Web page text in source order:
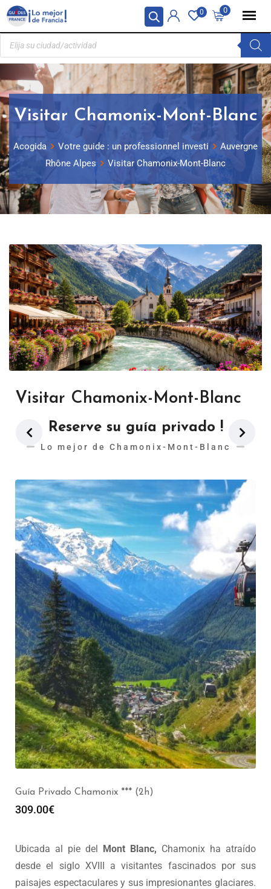
Panel de gestión de cookies 0
0
Visitar Chamonix-Mont-Blanc
Acogida Votre guide : un professionnel investi
Auvergne
Rhône Alpes
Visitar Chamonix-Mont-Blanc
Visitar Chamonix-Mont-Blanc
Reserve su guía privado !
Lo mejor de Chamonix-Mont-Blanc
Visita Guiada de Chamonix – Grupos de 1 a 30 pers
(2h)
Ubicada al pie del Mont Blanc, Chamonix ha atraído
desde el siglo XVIII a visitantes fascinados por sus
paisajes espectaculares y sus impresionantes glaciares.